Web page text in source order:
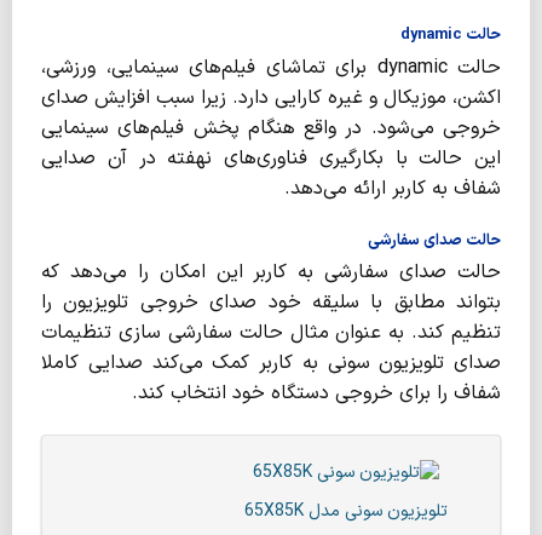
حالت dynamic
حالت dynamic برای تماشای فیلم‌های سینمایی، ورزشی،
اکشن، موزیکال و غیره کارایی دارد. زیرا سبب افزایش صدای
خروجی می‌شود. در واقع هنگام پخش فیلم‌های سینمایی
این حالت با بکارگیری فناوری‌های نهفته در آن صدایی
شفاف به کاربر ارائه می‌دهد.
حالت صدای سفارشی
حالت صدای سفارشی به کاربر این امکان را می‌دهد که
بتواند مطابق با سلیقه خود صدای خروجی تلویزیون را
تنظیم کند. به عنوان مثال حالت سفارشی سازی تنظیمات
صدای تلویزیون سونی به کاربر کمک می‌کند صدایی کاملا
شفاف را برای خروجی دستگاه خود انتخاب کند.
تلویزیون سونی مدل 65X85K